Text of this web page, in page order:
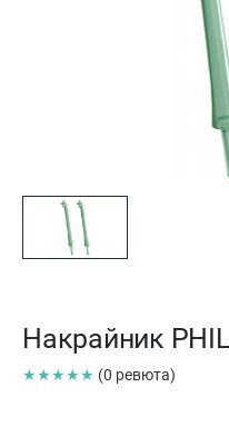
Накрайник
★★★★★ (0 ревюта)